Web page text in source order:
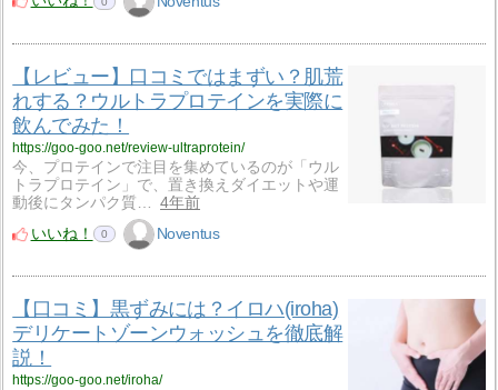
【レビュー】口コミではまずい？肌荒
れする？ウルトラプロテインを実際に
飲んでみた！
https://goo-goo.net/review-ultraprotein/
今、プロテインで注目を集めているのが「ウル
トラプロテイン」で、置き換えダイエットや運
動後にタンパク質…
4年前
いいね！
0 Noventus
【口コミ】黒ずみには？イロハ(iroha)
デリケートゾーンウォッシュを徹底解
説！
https://goo-goo.net/iroha/